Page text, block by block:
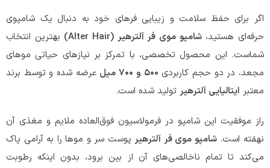
اگر برای حفظ سلامت و زیبایی فرهای خود به دنبال یک شامپوی
حرفه‌ای هستید،شامپو موی فر آلترهیر (Alter Hair)
بهترین انتخاب
شماست. این محصول تخصصی، با تمرکز بر نیازهای حیاتی موهای
مجعد، در دو حجم کاربردی ۵۰۰ و ۷۰۰ میل
عرضه شده و توسط برند
معتبر ایتالیایی آلترهیر تولید شده است.
راز موفقیت این شامپو در فرمولاسیون فوق‌العاده ملایم و مغذی آن
نهفته است.شامپو موی فر آلترهیرپوست سر و موها را به آرامی پاک
می‌کند تا تمام ناخالصی‌های آن از بین برود، بدون اینکه رطوبت